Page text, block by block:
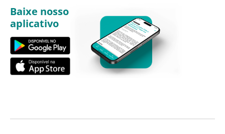
Baixe nosso
aplicativo